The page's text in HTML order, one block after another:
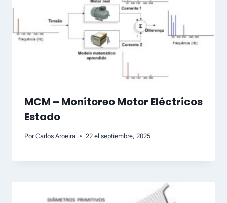
MCM – Monitoreo Motor Eléctricos
Estado
Por Carlos Aroeira 22 el septiembre, 2025